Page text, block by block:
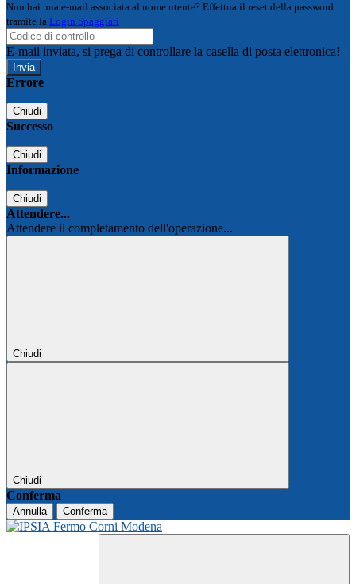
Non hai una e-mail associata al nome utente? Effettua il reset della password
tramite la Login Spaggiari
E-mail inviata, si prega di controllare la casella di posta elettronica!
Errore
Chiudi
Successo
Chiudi
Informazione
Chiudi
Attendere...
Attendere il completamento dell'operazione...
Chiudi
Chiudi
Conferma
Annulla Conferma